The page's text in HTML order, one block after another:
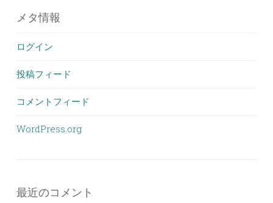
メタ情報
ログイン
投稿フィード
コメントフィード
WordPress.org
最近のコメント